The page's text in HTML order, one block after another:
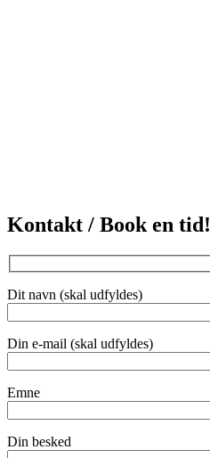
Kontakt / Book en tid!
Dit navn (skal udfyldes)
Din e-mail (skal udfyldes)
Emne
Din besked